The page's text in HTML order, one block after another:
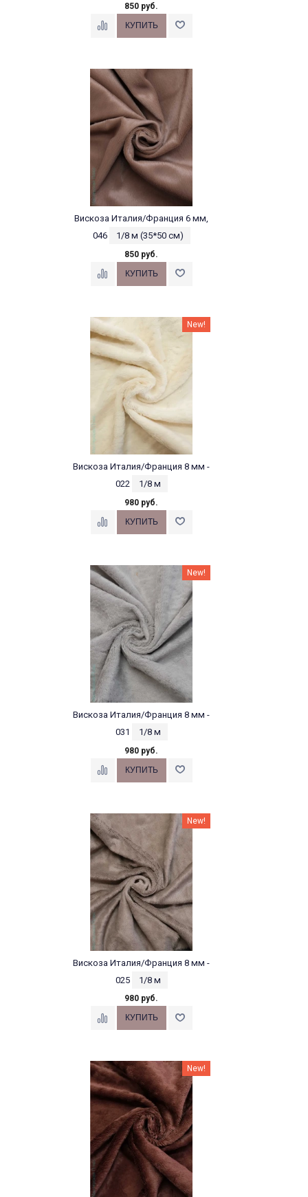
850 руб.
Вискоза Италия/Франция 6 мм,
046
1/8 м (35*50 см)
850 руб.
New!
Вискоза Италия/Франция 8 мм -
022
1/8 м
980 руб.
New!
Вискоза Италия/Франция 8 мм -
031
1/8 м
980 руб.
New!
Вискоза Италия/Франция 8 мм -
025
1/8 м
980 руб.
New!